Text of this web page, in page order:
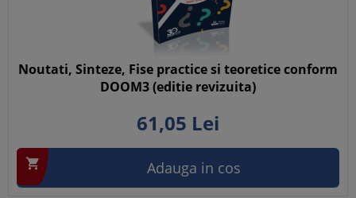
Noutati, Sinteze, Fise practice si teoretice conform
DOOM3 (editie revizuita)
61,05 Lei
 Adauga in cos